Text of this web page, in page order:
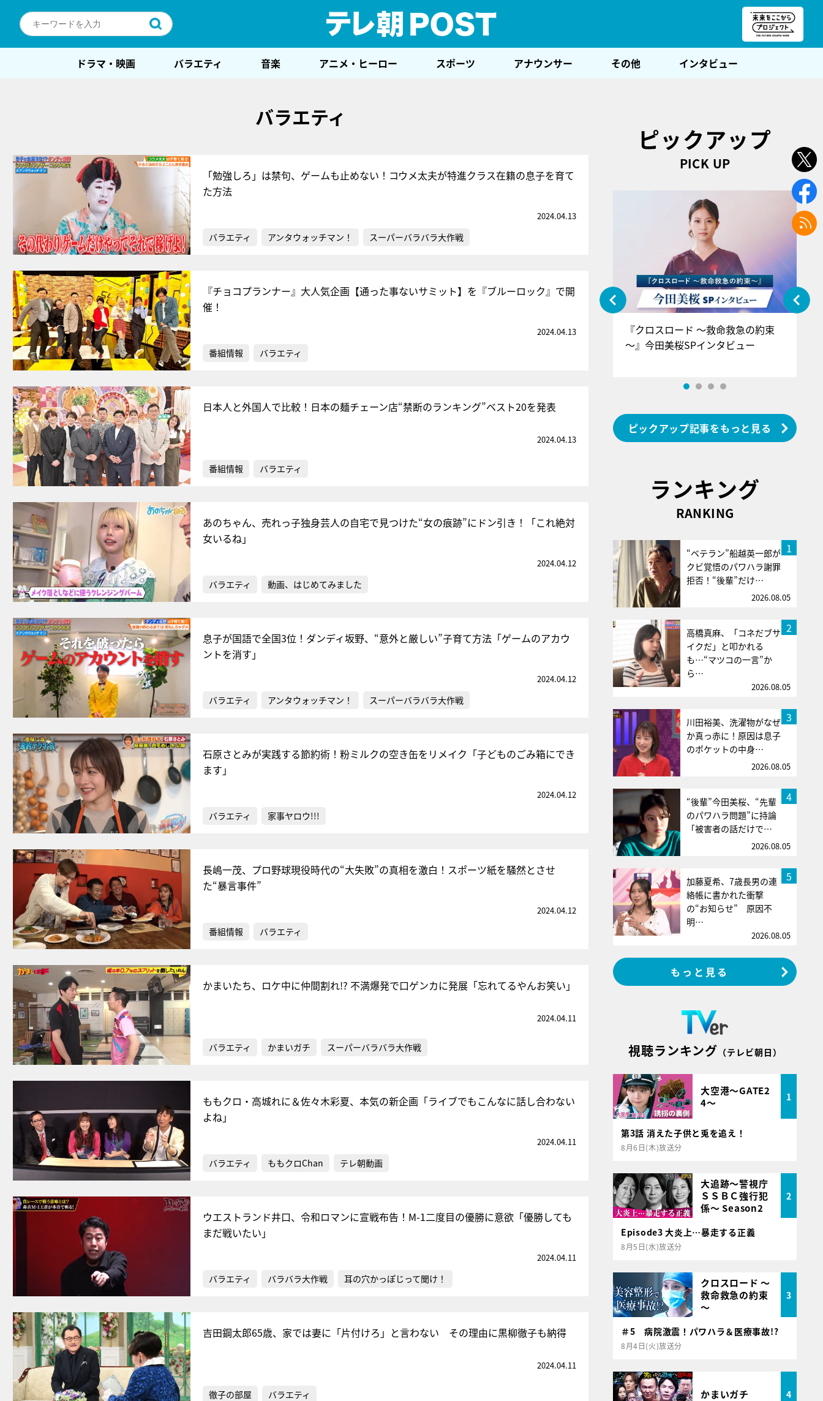
ドラマ・映画 バラエティ 音楽 アニメ・ヒーロー スポーツ アナウンサー その他 インタビュー
バラエティ
「勉強しろ」は禁句、ゲームも止めない！コウメ太夫が特進クラス在籍の息子を育て
た方法
2024.04.13
バラエティ アンタウォッチマン！ スーパーバラバラ大作戦
『チョコプランナー』大人気企画【通った事ないサミット】を『ブルーロック』で開
催！
2024.04.13
番組情報 バラエティ
日本人と外国人で比較！日本の麺チェーン店“禁断のランキング”ベスト20を発表
2024.04.13
番組情報 バラエティ
あのちゃん、売れっ子独身芸人の自宅で見つけた“女の痕跡”にドン引き！「これ絶対
女いるね」
2024.04.12
バラエティ 動画、はじめてみました
息子が国語で全国3位！ダンディ坂野、“意外と厳しい”子育て方法「ゲームのアカウ
ントを消す」
2024.04.12
バラエティ アンタウォッチマン！ スーパーバラバラ大作戦
石原さとみが実践する節約術！粉ミルクの空き缶をリメイク「子どものごみ箱にでき
ます」
2024.04.12
バラエティ 家事ヤロウ!!!
長嶋一茂、プロ野球現役時代の“大失敗”の真相を激白！スポーツ紙を騒然とさせ
た“暴言事件”
2024.04.12
番組情報 バラエティ
かまいたち、ロケ中に仲間割れ!? 不満爆発で口ゲンカに発展「忘れてるやんお笑い」
2024.04.11
バラエティ かまいガチ スーパーバラバラ大作戦
ももクロ・高城れに＆佐々木彩夏、本気の新企画「ライブでもこんなに話し合わない
よね」
2024.04.11
バラエティ ももクロChan テレ朝動画
ウエストランド井口、令和ロマンに宣戦布告！M-1二度目の優勝に意欲「優勝しても
まだ戦いたい」
2024.04.11
バラエティ バラバラ大作戦 耳の穴かっぽじって聞け！
吉田鋼太郎65歳、家では妻に「片付けろ」と言わない その理由に黒柳徹子も納得
2024.04.11
徹子の部屋 バラエティ
ピックアップ
PICK UP
『アイ＝ラブ！げーみんぐ』＝LOV
『クロスロード ～救命救急の約束
～』今田美桜SPインタビュー
ピックアップ記事をもっと見る
ランキング
RANKING
1
“ベテラン”船越英一郎が
クビ覚悟のパワハラ謝罪
拒否！“後輩”だけ…
2026.08.05
2
高橋真麻、「コネだブサ
イクだ」と叩かれる
も…“マツコの一言”か
ら…
2026.08.05
3
川田裕美、洗濯物がなぜ
か真っ赤に！原因は息子
のポケットの中身…
2026.08.05
4
“後輩”今田美桜、“先輩
のパワハラ問題”に持論
「被害者の話だけで…
2026.08.05
5
加藤夏希、7歳長男の連
絡帳に書かれた衝撃
の“お知らせ” 原因不
明…
2026.08.05
もっと見る
視聴ランキング （テレビ朝日）
大空港～GATE2
4～
1
第3話 消えた子供と兎を追え！
8月6日(木)放送分
大追跡～警視庁
ＳＳＢＣ強行犯
係～ Season2
2
Episode3 大炎上…暴走する正義
8月5日(水)放送分
クロスロード ～
救命救急の約束
～
3
＃5 病院激震！パワハラ＆医療事故!?
8月4日(火)放送分
かまいガチ 4